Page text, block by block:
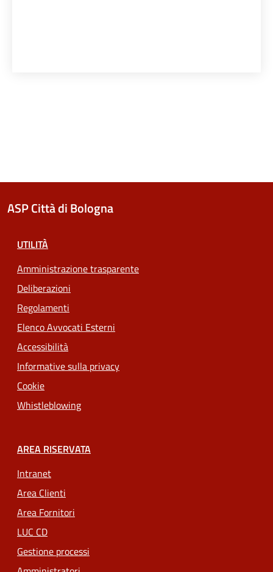
ASP Città di Bologna
UTILITÀ
Amministrazione trasparente
Deliberazioni
Regolamenti
Elenco Avvocati Esterni
Accessibilità
Informative sulla privacy
Cookie
Whistleblowing
AREA RISERVATA
Intranet
Area Clienti
Area Fornitori
LUC CD
Gestione processi